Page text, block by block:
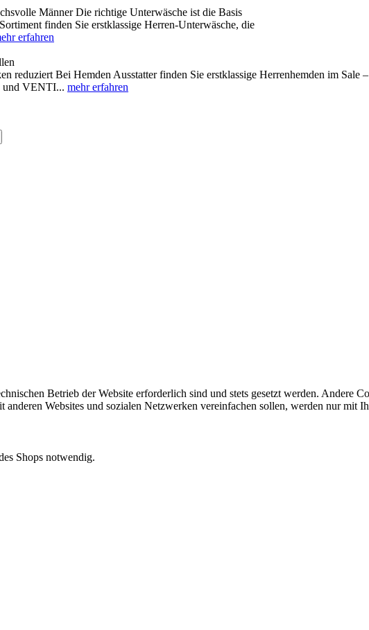
Männer Die richtige Unterwäsche ist die Basis
finden Sie erstklassige Herren-Unterwäsche, die
erfahren
reduziert Bei Hemden Ausstatter finden Sie erstklassige Herrenhemden im
VENTI... mehr erfahren
Betrieb der Website erforderlich sind und stets gesetzt werden. Andere
Websites und sozialen Netzwerken vereinfachen sollen, werden nur mit
Shops notwendig.